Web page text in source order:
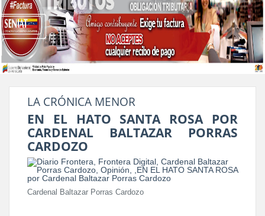
LA CRÓNICA MENOR
EN EL HATO SANTA ROSA POR
CARDENAL BALTAZAR PORRAS
CARDOZO
Cardenal Baltazar Porras Cardozo